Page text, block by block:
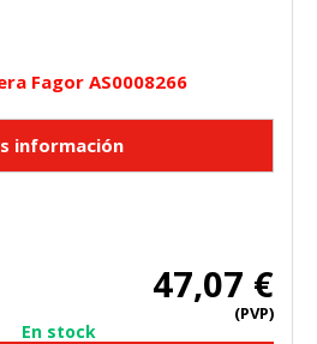
Fagor AS0008266
47,07 €
(PVP)
En stock
cookies